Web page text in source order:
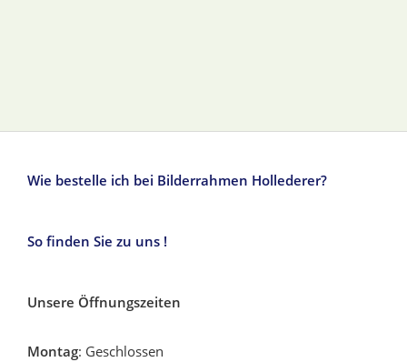
Wie bestelle ich bei Bilderrahmen Hollederer?
So finden Sie zu uns !
Unsere Öffnungszeiten
Montag: Geschlossen